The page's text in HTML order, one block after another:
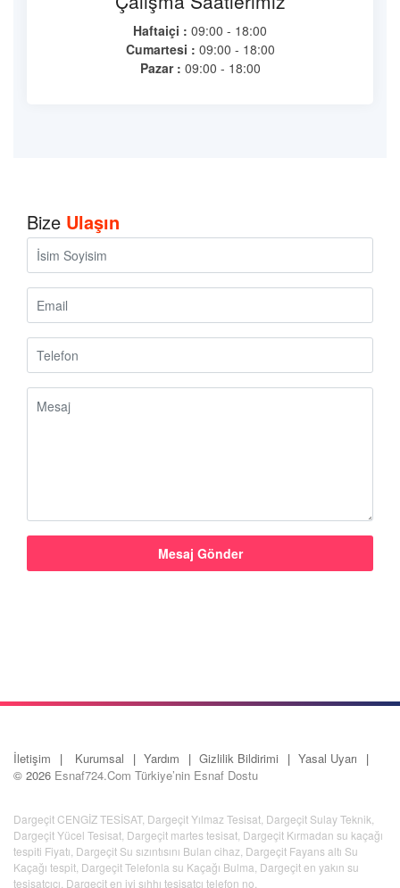
Haftaiçi : 09:00 - 18:00
Cumartesi : 09:00 - 18:00
Pazar : 09:00 - 18:00
Bize Ulaşın
İletişim Kurumsal Yardım Gizlilik Bildirimi
Yasal Uyarı
© 2026 Esnaf724.Com Türkiye’nin Esnaf Dostu
Dargeçit CENGİZ TESİSAT, Dargeçit Yılmaz Tesisat Dargeçit Sulay Teknik
Dargeçit Yücel Tesisat Dargeçit martes tesisat Dargeçit Kırmadan su kaçağı
tespiti Fiyatı Dargeçit Su sızıntısını Bulan cihaz Dargeçit Fayans altı Su
Kaçağı tespit Dargeçit Telefonla su Kaçağı Bulma Dargeçit en yakın su
tesisatçıcı Dargeçit en iyi sıhhı tesisatçı telefon no